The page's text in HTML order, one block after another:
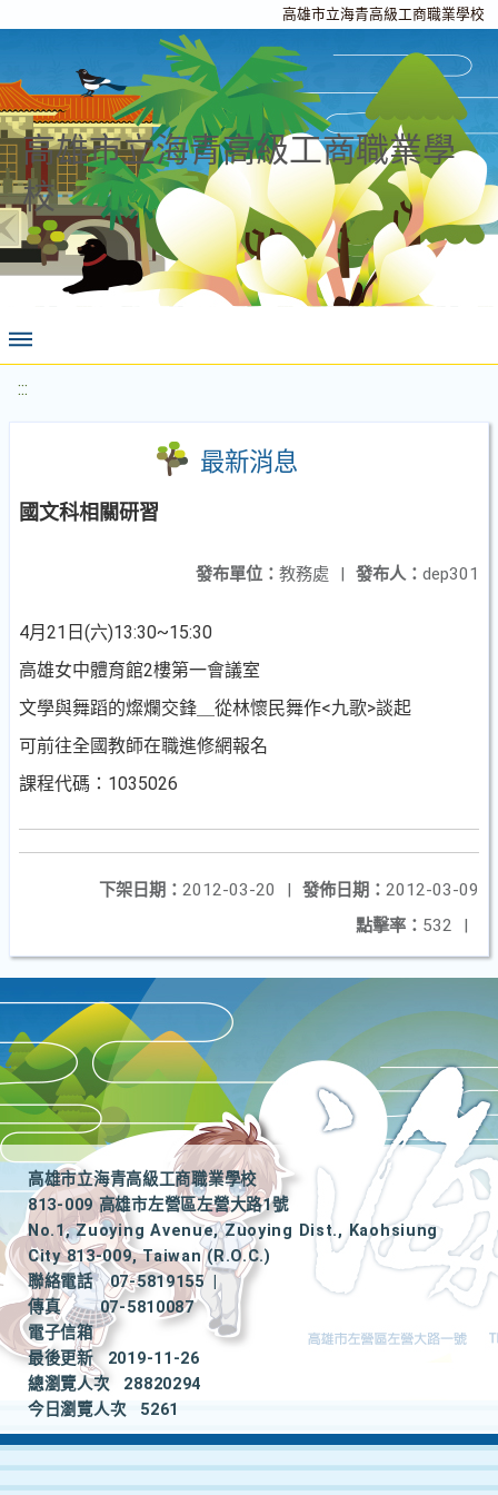
高雄市立海青高級工商職業學校
高雄市立海青高級工商職業學
校
:::
最新消息
國文科相關研習
發布人： dep301
發布單位： 教務處 |
4月21日(六)13:30~15:30
高雄女中體育館2樓第一會議室
文學與舞蹈的燦爛交鋒＿從林懷民舞作<九歌>談起
可前往全國教師在職進修網報名
課程代碼：1035026
發佈日期： 2012-03-09
下架日期： 2012-03-20
|
點擊率： 532 |
高雄市立海青高級工商職業學校
813-009 高雄市左營區左營大路1號
No.1, Zuoying Avenue, Zuoying Dist., Kaohsiung
City 813-009, Taiwan (R.O.C.)
聯絡電話
07-5819155
|
傳真
07-5810087
電子信箱
最後更新
2019-11-26
總瀏覽人次
28820294
今日瀏覽人次
5261